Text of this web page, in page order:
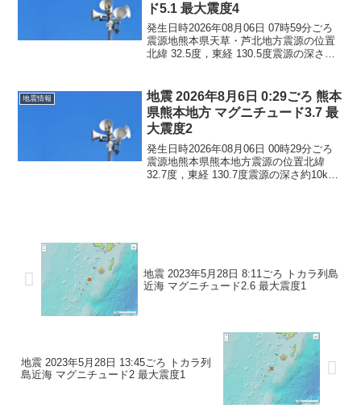
ド5.1 最大震度4
発生日時2026年08月06日 07時59分ごろ
震源地熊本県天草・芦北地方震源の位置
北緯 32.5度，東経 130.5度震源の深さ約
はありません。震度4長崎県...
地震情報
地震 2026年8月6日 0:29ごろ 熊本
県熊本地方 マグニチュード3.7 最
大震度2
発生日時2026年08月06日 00時29分ごろ
震源地熊本県熊本地方震源の位置北緯
32.7度，東経 130.7度震源の深さ約10km
地震 2023年5月28日 8:11ごろ トカラ列島
近海 マグニチュード2.6 最大震度1
地震 2023年5月28日 13:45ごろ トカラ列
島近海 マグニチュード2 最大震度1